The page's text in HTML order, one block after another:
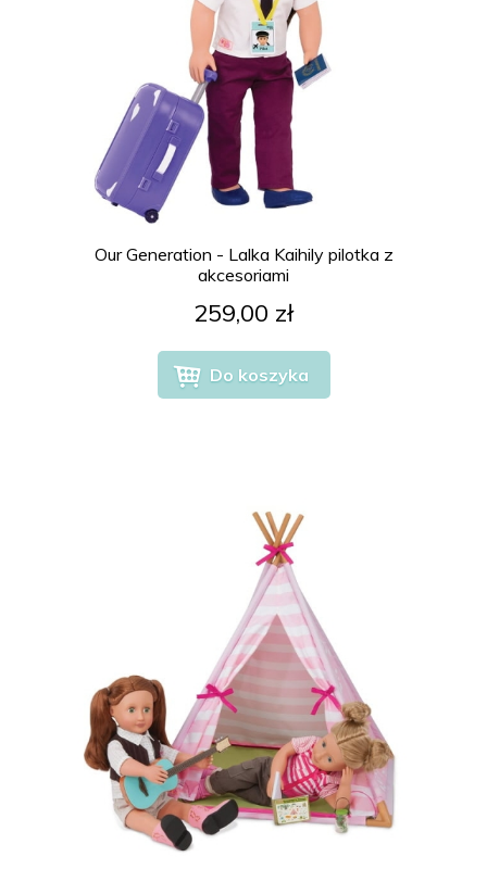
Our Generation - Lalka Kaihily pilotka z
akcesoriami
259,00 zł
Do koszyka